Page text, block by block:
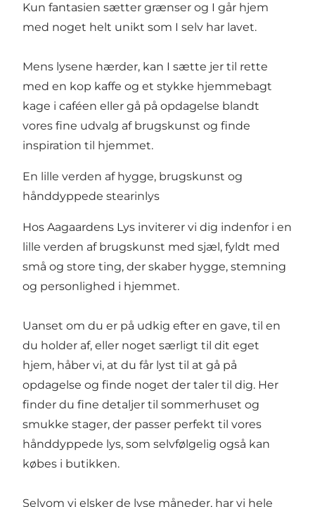
Kun fantasien sætter grænser og I går hjem
med noget helt unikt som I selv har lavet.
Mens lysene hærder, kan I sætte jer til rette
med en kop kaffe og et stykke hjemmebagt
kage i caféen eller gå på opdagelse blandt
vores fine udvalg af brugskunst og finde
inspiration til hjemmet.
En lille verden af hygge, brugskunst og
hånddyppede stearinlys
Hos Aagaardens Lys inviterer vi dig indenfor i en
lille verden af brugskunst med sjæl, fyldt med
små og store ting, der skaber hygge, stemning
og personlighed i hjemmet.
Uanset om du er på udkig efter en gave, til en
du holder af, eller noget særligt til dit eget
hjem, håber vi, at du får lyst til at gå på
opdagelse og finde noget der taler til dig. Her
finder du fine detaljer til sommerhuset og
smukke stager, der passer perfekt til vores
hånddyppede lys, som selvfølgelig også kan
købes i butikken.
Selvom vi elsker de lyse måneder, har vi hele